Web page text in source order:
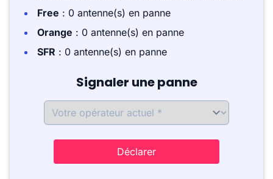
Free : 0 antenne(s) en panne
Orange : 0 antenne(s) en panne
SFR : 0 antenne(s) en panne
Signaler une panne
Déclarer